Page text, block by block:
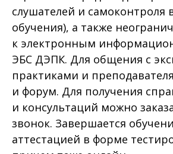
слушателей и самоконтроля
обучения), а также
к электронным
ЭБС ДЭПК. Для общения с
практиками и
и форум. Для получения
и консультаций можно
звонок. Завершается
аттестацией в форме